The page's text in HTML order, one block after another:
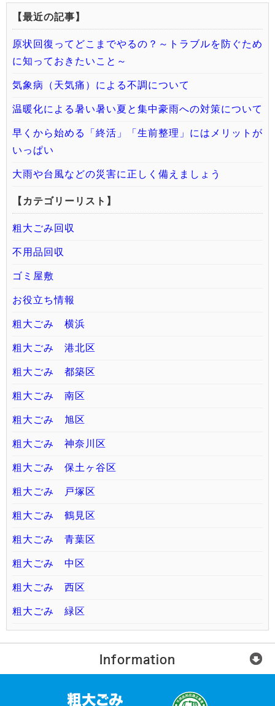
【最近の記事】
原状回復ってどこまでやるの？～トラブルを防ぐため
に知っておきたいこと～
気象病（天気痛）による不調について
温暖化による暑い暑い夏と集中豪雨への対策について
早くから始める「終活」「生前整理」にはメリットが
いっぱい
大雨や台風などの災害に正しく備えましょう
【カテゴリーリスト】
粗大ごみ回収
不用品回収
ゴミ屋敷
お役立ち情報
粗大ごみ 横浜
粗大ごみ 港北区
粗大ごみ 都築区
粗大ごみ 南区
粗大ごみ 旭区
粗大ごみ 神奈川区
粗大ごみ 保土ヶ谷区
粗大ごみ 戸塚区
粗大ごみ 鶴見区
粗大ごみ 青葉区
粗大ごみ 中区
粗大ごみ 西区
粗大ごみ 緑区
Information